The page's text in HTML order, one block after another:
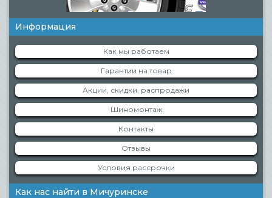
Информация
Как мы работаем
Гарантии на товар
Акции, скидки, распродажи
Шиномонтаж
Контакты
Отзывы
Условия рассрочки
Как нас найти в Мичуринске